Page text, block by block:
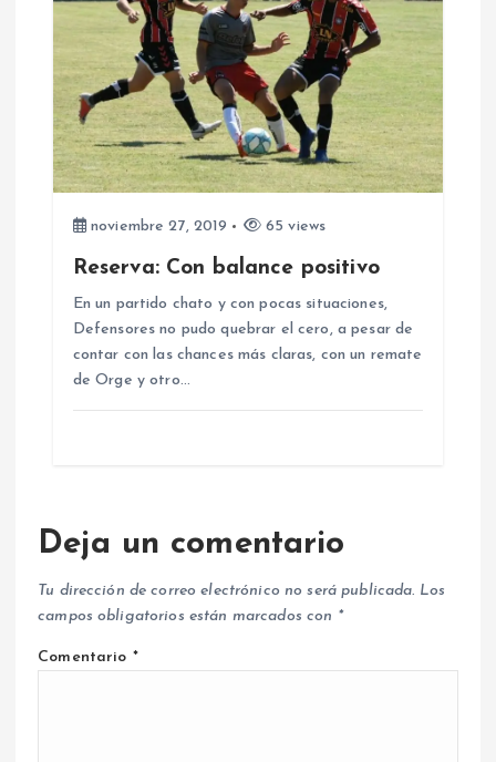
s
noviembre 27, 2019 65 views
Reserva: Con balance positivo
En un partido chato y con pocas situaciones,
Defensores no pudo quebrar el cero, a pesar de
contar con las chances más claras, con un remate
de Orge y otro…
Deja un comentario
Tu dirección de correo electrónico no será publicada. Los
campos obligatorios están marcados con *
Comentario *